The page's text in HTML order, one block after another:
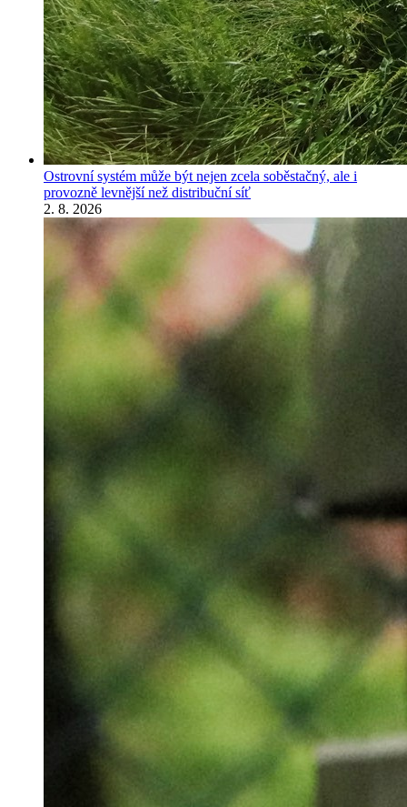
Ostrovní systém může být nejen zcela soběstačný, ale i
provozně levnější než distribuční síť
2. 8. 2026